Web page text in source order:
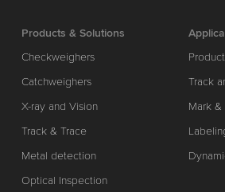
Products & Solutions
Checkweighers
Catchweighers
X-ray and Vision
Track & Trace
Metal detection
Optical Inspection
Track
Mark &